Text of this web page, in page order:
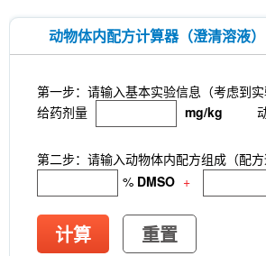
oil
Substance P TFA
Rhizoma Extract
CD62p)
Samrotamab
(Anti-Sortilin / SORT1)
Anti-rat Kappa
[B12L19]
CNPase
(Rabbit mAb) [J23P13]
(Rabbit mAb) [A17G4]
Antibody (Rabbit mAb)
(Rabbit mAb) [P21B22]
independent) Antibody
动物体内配方计算器（澄清溶液）
第一步：请输入基本实验信息（考虑到
给药剂量
mg/kg
第二步：请输入动物体内配方组成（配
% DMSO +
计算 重置